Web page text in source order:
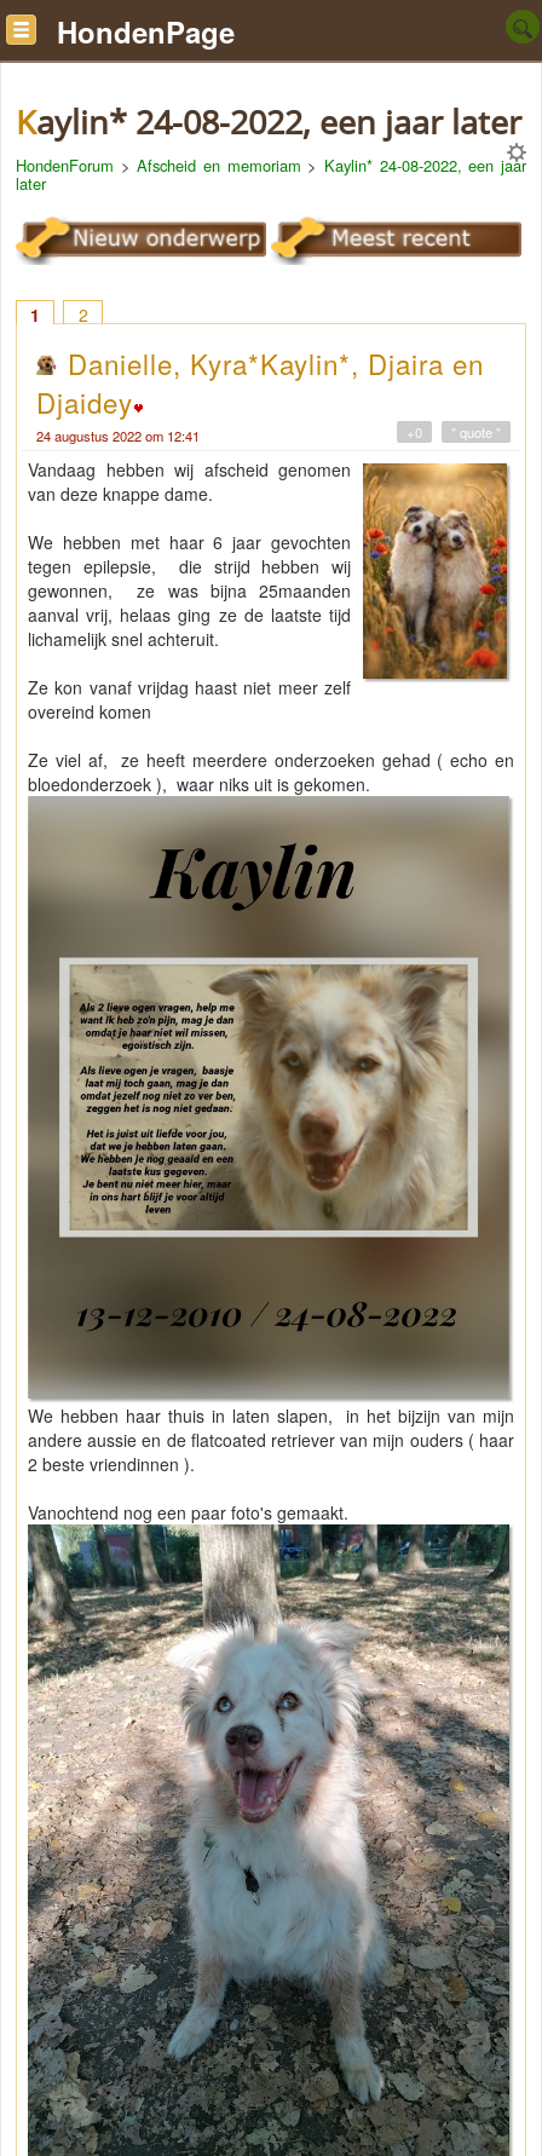
HondenPage
Kaylin* 24-08-2022, een jaar later
HondenForum >Afscheid en memoriam > Kaylin* 24-08-2022, een jaar
later
1 2
Danielle, Kyra*Kaylin*, Djaira en
Djaidey
24 augustus 2022 om 12:41 " quote "
+0
Vandaag hebben wij afscheid genomen
van deze knappe dame.
We hebben met haar 6 jaar gevochten
tegen epilepsie, die strijd hebben wij
gewonnen, ze was bijna 25maanden
aanval vrij, helaas ging ze de laatste tijd
lichamelijk snel achteruit.
Ze kon vanaf vrijdag haast niet meer zelf
overeind komen
Ze viel af, ze heeft meerdere onderzoeken gehad ( echo en
bloedonderzoek ), waar niks uit is gekomen.
We hebben haar thuis in laten slapen, in het bijzijn van mijn
andere aussie en de flatcoated retriever van mijn ouders ( haar
2 beste vriendinnen ).
Vanochtend nog een paar foto's gemaakt.